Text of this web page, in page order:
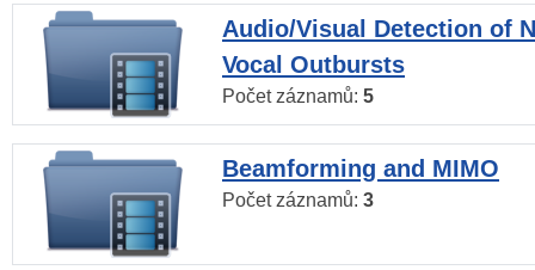
Audio/Visual Detection of
Vocal Outbursts
Počet záznamů: 5
Beamforming and MIMO
Počet záznamů: 3